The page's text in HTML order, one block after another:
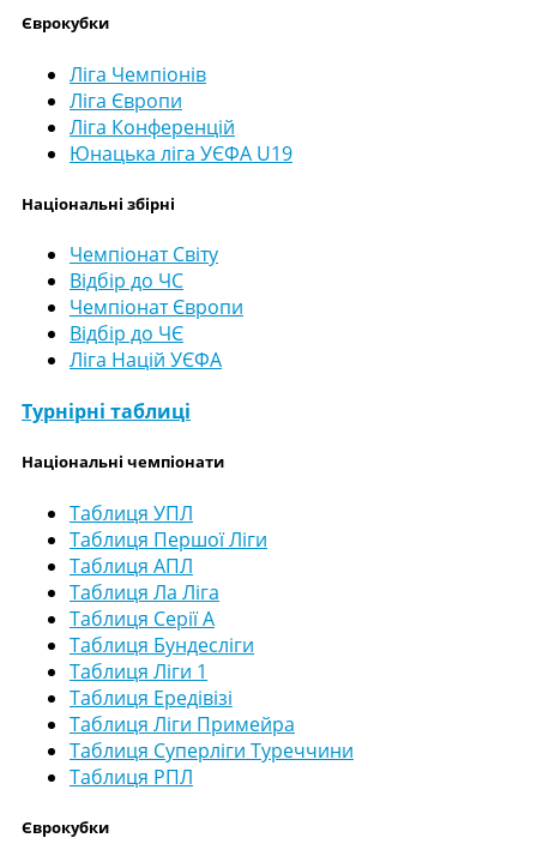
Єврокубки
Ліга Чемпіонів
Ліга Європи
Ліга Конференцій
Юнацька ліга УЄФА U19
Національні збірні
Чемпіонат Світу
Відбір до ЧС
Чемпіонат Європи
Відбір до ЧЄ
Ліга Націй УЄФА
Турнірні таблиці
Національні чемпіонати
Таблиця УПЛ
Таблиця Першої Ліги
Таблиця АПЛ
Таблиця Ла Ліга
Таблиця Серії А
Таблиця Бундесліги
Таблиця Ліги 1
Таблиця Ередівізі
Таблиця Ліги Примейра
Таблиця Суперліги Туреччини
Таблиця РПЛ
Єврокубки